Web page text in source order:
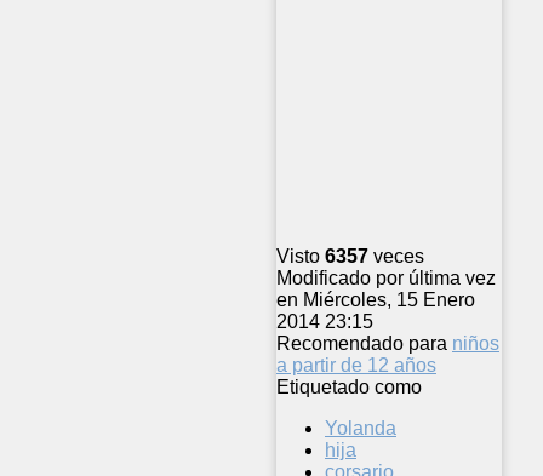
Visto 6357 veces
Modificado por última vez
en Miércoles, 15 Enero
2014 23:15
Recomendado para niños
a partir de 12 años
Etiquetado como
Yolanda
hija